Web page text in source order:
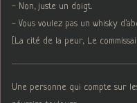
- Non, juste un doigt.
- Vous voulez pas un whisky
[La cité de la peur, Le
Une personne qui compte sur